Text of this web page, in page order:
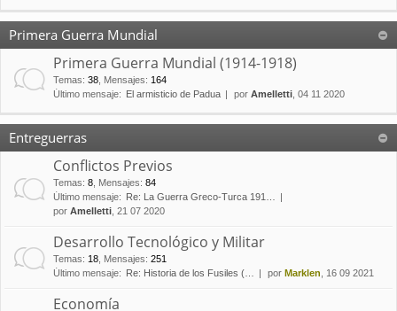
Primera Guerra Mundial
Primera Guerra Mundial (1914-1918)
Temas: 38 Mensajes: 164
Último mensaje:
El armisticio de Padua por Amelletti , 04 11 2020
Entreguerras
Conflictos Previos
Temas: 8 Mensajes: 84
Último mensaje:
Re: La Guerra Greco-Turca 191…
por Amelletti , 21 07 2020
Desarrollo Tecnológico y Militar
Temas: 18 Mensajes: 251
Último mensaje:
Re: Historia de los Fusiles (… por Marklen , 16 09 2021
Economía